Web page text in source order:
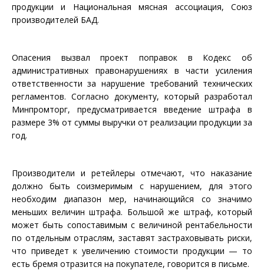
продукции и Национальная мясная ассоциация, Союз
производителей БАД.
Опасения вызвал проект поправок в Кодекс об
административных правонарушениях в части усиления
ответственности за нарушение требований технических
регламентов. Согласно документу, который разработал
Минпромторг, предусматривается введение штрафа в
размере 3% от суммы выручки от реализации продукции за
год.
Производители и ретейлеры отмечают, что наказание
должно быть соизмеримым с нарушением, для этого
необходим диапазон мер, начинающийся со значимо
меньших величин штрафа. Большой же штраф, который
может быть сопоставимым с величиной рентабельности
по отдельным отраслям, заставят застраховывать риски,
что приведет к увеличению стоимости продукции — то
есть бремя отразится на покупателе, говорится в письме.